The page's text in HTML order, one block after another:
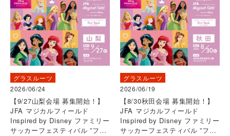
グラスルーツ
2026/06/24
【9/27山梨会場 募集開始！】
JFA マジカルフィールド
Inspired by Disney ファミリー
サッカーフェスティバル ”ファ
グラスルーツ
2026/06/19
【8/30秋田会場 募集開始！】
JFA マジカルフィールド
Inspired by Disney ファミリー
サッカーフェスティバル ”ファ